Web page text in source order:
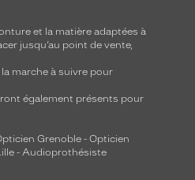
et la matière adaptées à
jusqu’au point de vente,
marche à suivre pour
également présents pour
Grenoble - Opticien
- Audioprothésiste